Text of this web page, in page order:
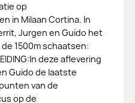
op
in Milaan Cortina. In
Jurgen en Guido het
1500m schaatsen:
deze aflevering
Guido de laatste
van de
op de